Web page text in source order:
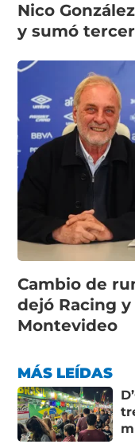
Nico
y sumó
Cambio de
dejó Racing
Montevideo
MÁS LEÍDAS